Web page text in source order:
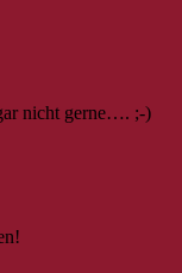
nicht gerne…. ;-)